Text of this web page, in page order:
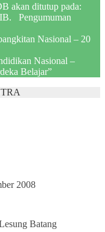
akan ditutup pada:
Pengumuman
Nasional – 20
Nasional –
Belajar”
2008
Batang